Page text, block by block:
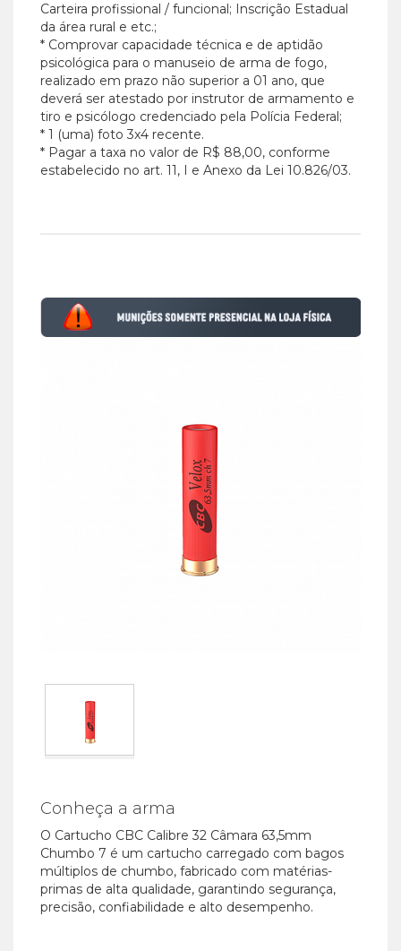
Carteira profissional / funcional; Inscrição Estadual
da área rural e etc.;
* Comprovar capacidade técnica e de aptidão
psicológica para o manuseio de arma de fogo,
realizado em prazo não superior a 01 ano, que
deverá ser atestado por instrutor de armamento e
tiro e psicólogo credenciado pela Polícia Federal;
* 1 (uma) foto 3x4 recente.
* Pagar a taxa no valor de R$ 88,00, conforme
estabelecido no art. 11, I e Anexo da Lei 10.826/03.
Conheça a arma
O Cartucho CBC Calibre 32 Câmara 63,5mm
Chumbo 7 é um cartucho carregado com bagos
múltiplos de chumbo, fabricado com matérias-
primas de alta qualidade, garantindo segurança,
precisão, confiabilidade e alto desempenho.